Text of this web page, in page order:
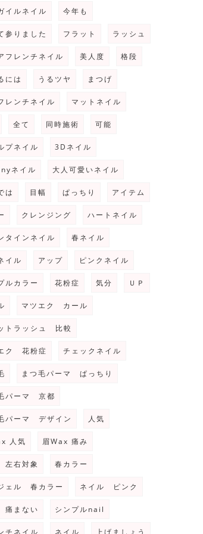
イルネイル 今年も
参りました フラット ラッシュ
フレンチネイル 美人度 格段
には うるツヤ まつげ
レンチネイル マットネイル
全て 同時施術 可能
プネイル 3Dネイル
ネイル 大人可愛いネイル
は 目幅 ぱっちり アイテム
クレンジング ハートネイル
タインネイル 春ネイル
イル アップ ピンクネイル
ルカラー 花粉症 気分 ＵＰ
マツエク カール
トラッシュ 比較
ク 花粉症 チェックネイル
まつ毛パーマ ぱっちり
パーマ 京都
パーマ デザイン 人気
人気 眉Wax 痛み
右対象 春カラー
ェル 春カラー ネイル ピンク
まない シンプルnail
チネイル ネイル 上げましょう